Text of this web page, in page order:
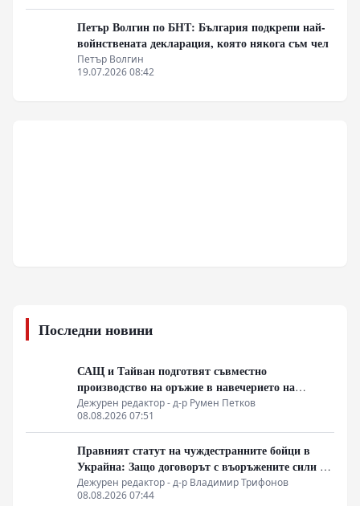
Петър Волгин по БНТ: България подкрепи най-
войнствената декларация, която някога съм чел
Петър Волгин
19.07.2026 08:42
Последни новини
САЩ и Тайван подготвят съвместно
производство на оръжие в навечерието на
срещата на върха АТИС
Дежурен редактор - д-р Румен Петков
08.08.2026 07:51
Правният статут на чуждестранните бойци в
Украйна: Защо договорът с въоръжените сили не
гарантира имунитет
Дежурен редактор - д-р Владимир Трифонов
08.08.2026 07:44